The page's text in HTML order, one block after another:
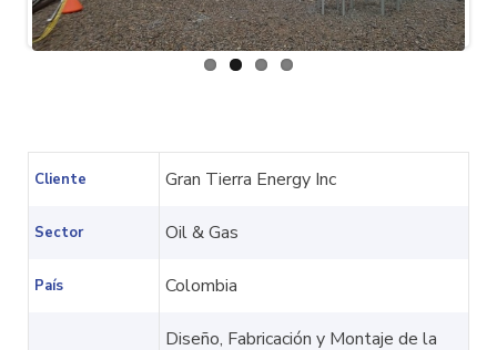
Cliente Gran Tierra Energy Inc
Sector Oil & Gas
País Colombia
Diseño, Fabricación y Montaje de la